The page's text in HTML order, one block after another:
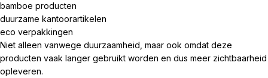
bamboe producten
duurzame kantoorartikelen
eco verpakkingen
Niet alleen vanwege duurzaamheid, maar ook omdat deze
producten vaak langer gebruikt worden en dus meer zichtbaarheid
opleveren.